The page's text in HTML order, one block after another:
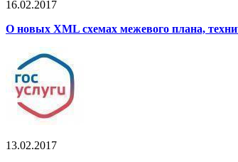
16.02.2017
О новых XML схемах межевого плана,
13.02.2017